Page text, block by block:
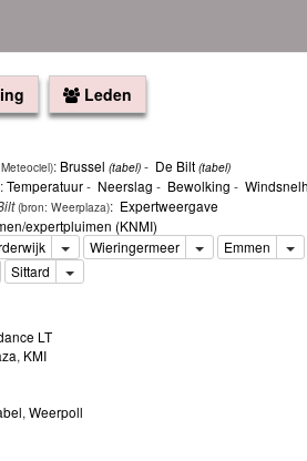
Leden
: Brussel (tabel) ‐ De Bilt (tabel)
:Temperatuur‐Neerslag ‐ Bewolking ‐
(bron: Weerplaza): Expertweergave
expertpluimen (KNMI)
Toggle Dropdown
Wieringermeer Toggle Dropdown
Emmen
Dropdown
Sittard Toggle Dropdown
LT
, KMI
,Weerpoll